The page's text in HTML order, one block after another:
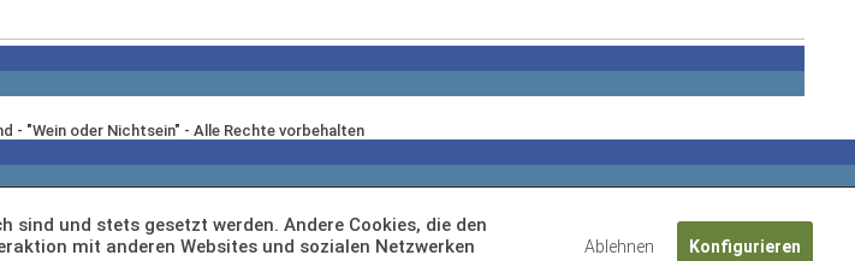
- "Wein oder Nichtsein" - Alle Rechte vorbehalten
sind und stets gesetzt werden. Andere Cookies, die den
mit anderen Websites und sozialen Netzwerken
Ablehnen Konfigurieren